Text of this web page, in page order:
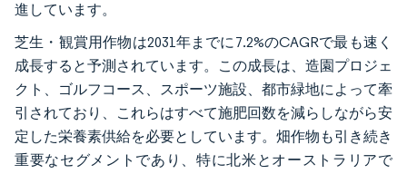
進しています。
芝生・観賞用作物は2031年までに7.2%のCAGRで最も速く
成長すると予測されています。この成長は、造園プロジェ
クト、ゴルフコース、スポーツ施設、都市緑地によって牽
引されており、これらはすべて施肥回数を減らしながら安
定した栄養素供給を必要としています。畑作物も引き続き
重要なセグメントであり、特に北米とオーストラリアで